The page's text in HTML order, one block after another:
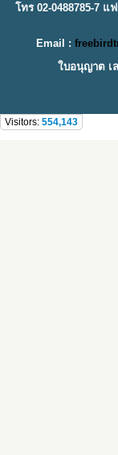
โทร 02-0488785-7 แ
Email :
ใบอนุญาต เ
Visitors: 554,143